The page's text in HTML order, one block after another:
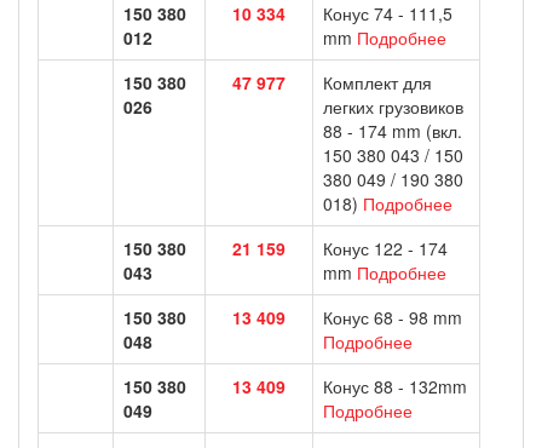
150 380
012
10 334
Конус 74 - 111,5
mm Подробнее
150 380
026
47 977
Комплект для
легких грузовиков
88 - 174 mm (вкл.
150 380 043 / 150
380 049 / 190 380
018) Подробнее
150 380
043
21 159
Конус 122 - 174
mm Подробнее
150 380
048
13 409
Конус 68 - 98 mm
Подробнее
150 380
049
13 409
Конус 88 - 132mm
Подробнее